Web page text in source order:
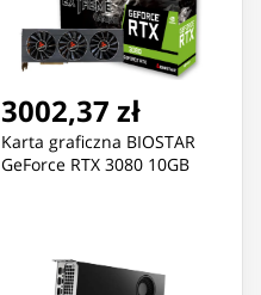
3002,37 zł
Karta graficzna BIOSTAR
GeForce RTX 3080 10GB